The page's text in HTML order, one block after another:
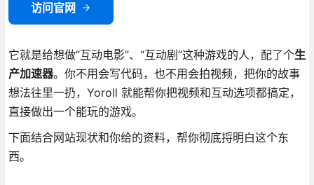
访问官网
它就是给想做“互动电影”、“互动剧”这种游戏的人，配了个生
产加速器。你不用会写代码，也不用会拍视频，把你的故事
想法往里一扔，Yoroll 就能帮你把视频和互动选项都搞定，
直接做出一个能玩的游戏。
下面结合网站现状和你给的资料，帮你彻底捋明白这个东
西。